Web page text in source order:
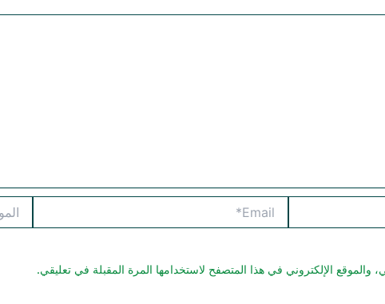
والموقع الإلكتروني في هذا المتصفح لاستخدامها المرة المقبلة في تعليقي.